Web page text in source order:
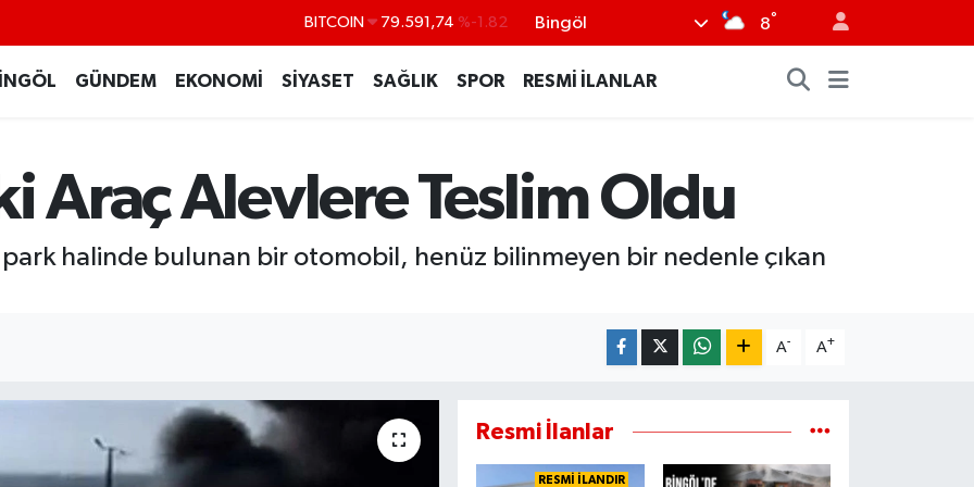
BITCOIN 79.591,74 %-1.82
G.ALTIN 6862,09000 %0.19
BİST100 14.598,00 %0
Bingöl 8°
GÜNDEM EKONOMİ SİYASET SAĞLIK SPOR RESMİ İLANLAR
Araç Alevlere Teslim Oldu
park halinde bulunan bir otomobil, henüz bilinmeyen bir nedenle çıkan
A- A+
Resmi İlanlar
RESMİ İLANDIR